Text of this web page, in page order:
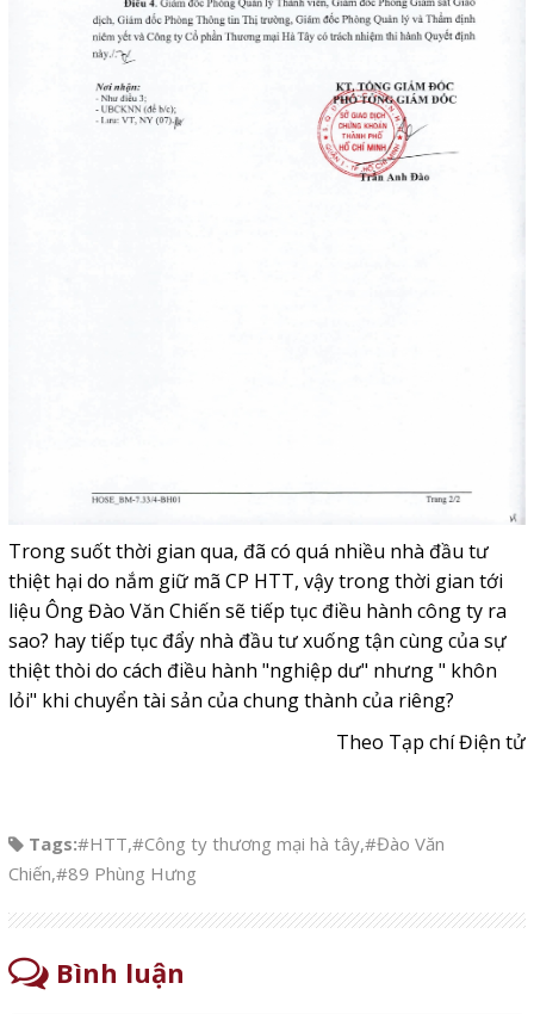
Trong suốt thời gian qua, đã có quá nhiều nhà đầu tư
thiệt hại do nắm giữ mã CP HTT, vậy trong thời gian tới
liệu Ông Đào Văn Chiến sẽ tiếp tục điều hành công ty ra
sao? hay tiếp tục đẩy nhà đầu tư xuống tận cùng của sự
thiệt thòi do cách điều hành "nghiệp dư" nhưng " khôn
lỏi" khi chuyển tài sản của chung thành của riêng?
Theo Tạp chí Điện tử
Tags:#HTT,#Công ty thương mại hà tây,#Đào Văn
Chiến,#89 Phùng Hưng
Bình luận